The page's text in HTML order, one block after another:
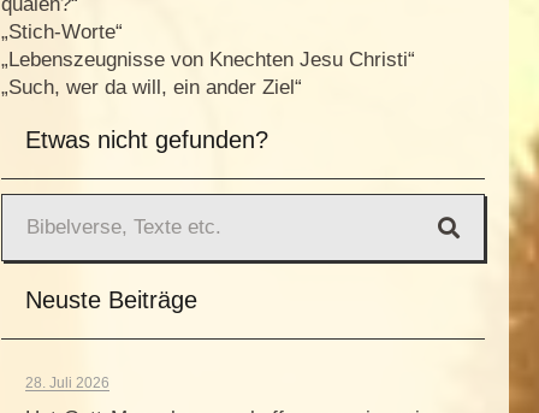
„Stich-Worte“
„Lebenszeugnisse von Knechten Jesu Christi“
„Such, wer da will, ein ander Ziel“
Etwas nicht gefunden?
Neuste Beiträge
28. Juli 2026